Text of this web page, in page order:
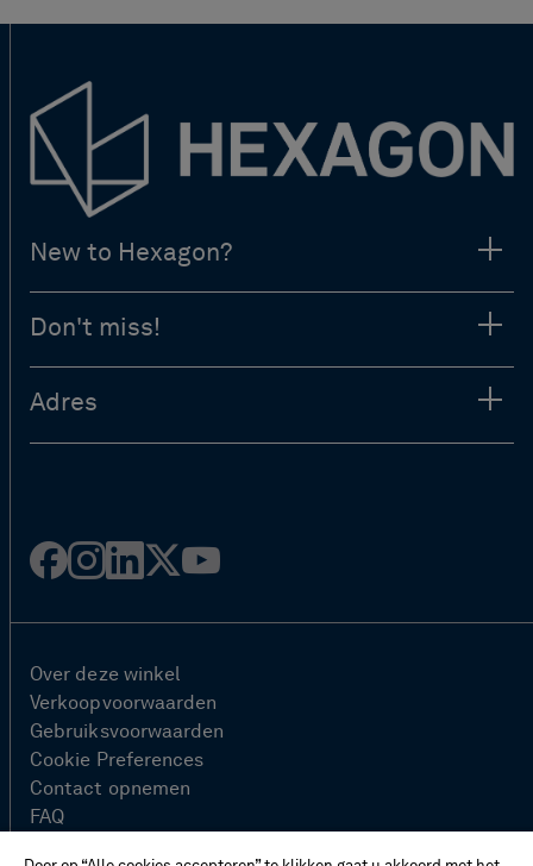
New to Hexagon?
Don't miss!
Adres
Facebook
Instagram
LinkedIn
Twitter
YouTube
Over deze winkel
Verkoopvoorwaarden
Gebruiksvoorwaarden
Cookie Preferences
Contact opnemen
FAQ